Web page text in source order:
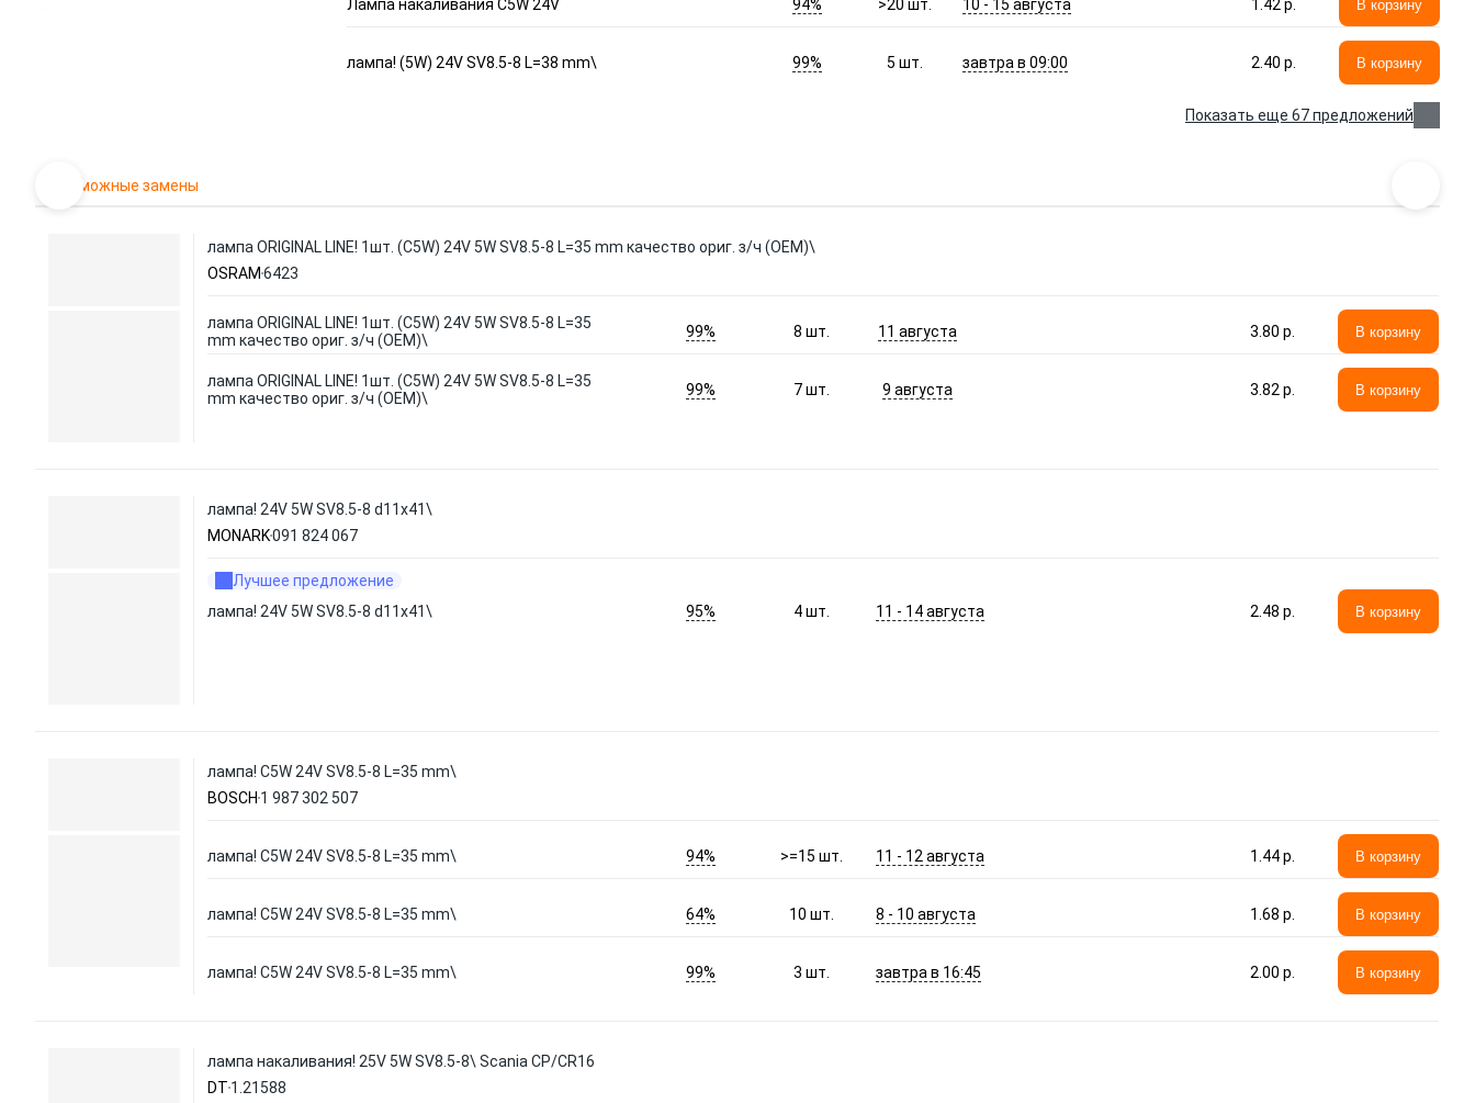
Лампа накаливания C5W 24V 94% >20шт. 10 - 15 августа 1.42 p. В корзину
лампа! (5W) 24V SV8.5-8 L=38 mm\ 99% 5шт. завтра в 09:00 2.40 p. В корзину
Показать еще 67 предложений
Возможные замены
лампа ORIGINAL LINE! 1шт. (C5W) 24V 5W SV8.5-8 L=35 mm качество ориг. з/ч (ОЕМ)\
OSRAM 6423
лампа ORIGINAL LINE! 1шт. (C5W) 24V 5W SV8.5-8 L=35
mm качество ориг. з/ч (ОЕМ)\
99% 8шт. 11 августа 3.80 p. В корзину
лампа ORIGINAL LINE! 1шт. (C5W) 24V 5W SV8.5-8 L=35
mm качество ориг. з/ч (ОЕМ)\
99% 7шт. 9 августа 3.82 p. В корзину
лампа! 24V 5W SV8.5-8 d11x41\
MONARK091 824 067
Лучшее предложение
лампа! 24V 5W SV8.5-8 d11x41\
95% 4шт. 11 - 14 августа 2.48 p. В корзину
лампа! C5W 24V SV8.5-8 L=35 mm\
BOSCH 1 987 302 507
лампа! C5W 24V SV8.5-8 L=35 mm\ 94% >=15шт. 11 - 12 августа 1.44 p. В корзину
лампа! C5W 24V SV8.5-8 L=35 mm\ 64% 10шт. 8 - 10 августа 1.68 p. В корзину
лампа! C5W 24V SV8.5-8 L=35 mm\ 99% 3шт. завтра в 16:45 2.00 p. В корзину
лампа накаливания! 25V 5W SV8.5-8\ Scania CP/CR16
DT 1.21588